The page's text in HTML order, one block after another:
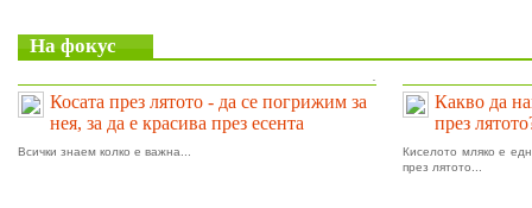
На фокус
Косата през лятото - да се погрижим за
нея, за да е красива през есента
Всички знаем колко е важна...
Какво да
през
Киселото мляко е
през лятото...